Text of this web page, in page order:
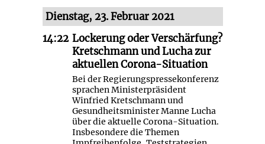
Dienstag, 23. Februar 2021
14:22 Lockerung oder Verschärfung?
Kretschmann und Lucha zur
aktuellen Corona-Situation
Bei der Regierungspressekonferenz
sprachen Ministerpräsident
Winfried Kretschmann und
Gesundheitsminister Manne Lucha
über die aktuelle Corona-Situation.
Insbesondere die Themen